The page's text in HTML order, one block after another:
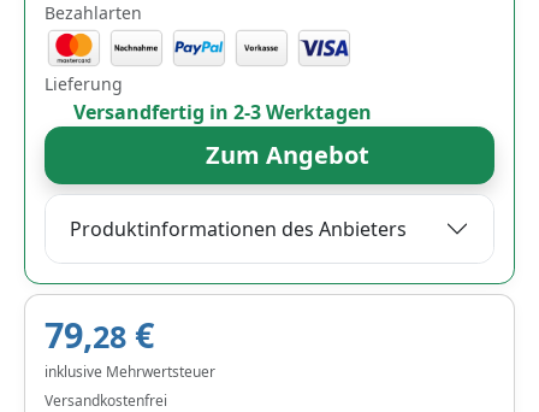
Bezahlarten
Lieferung
Versandfertig in 2-3 Werktagen
Zum Angebot
Produktinformationen des Anbieters
79,28 €
inklusive Mehrwertsteuer
Versandkostenfrei